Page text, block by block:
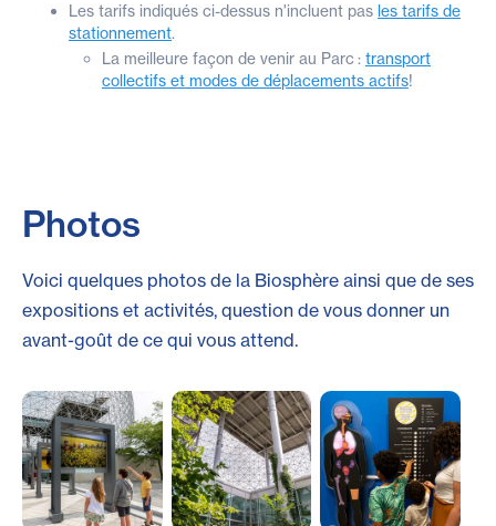
Les tarifs indiqués ci-dessus n'incluent pas les tarifs de
stationnement.
La meilleure façon de venir au Parc : transport
collectifs et modes de déplacements actifs!
Photos
Voici quelques photos de la Biosphère ainsi que de ses
expositions et activités, question de vous donner un
avant-goût de ce qui vous attend.